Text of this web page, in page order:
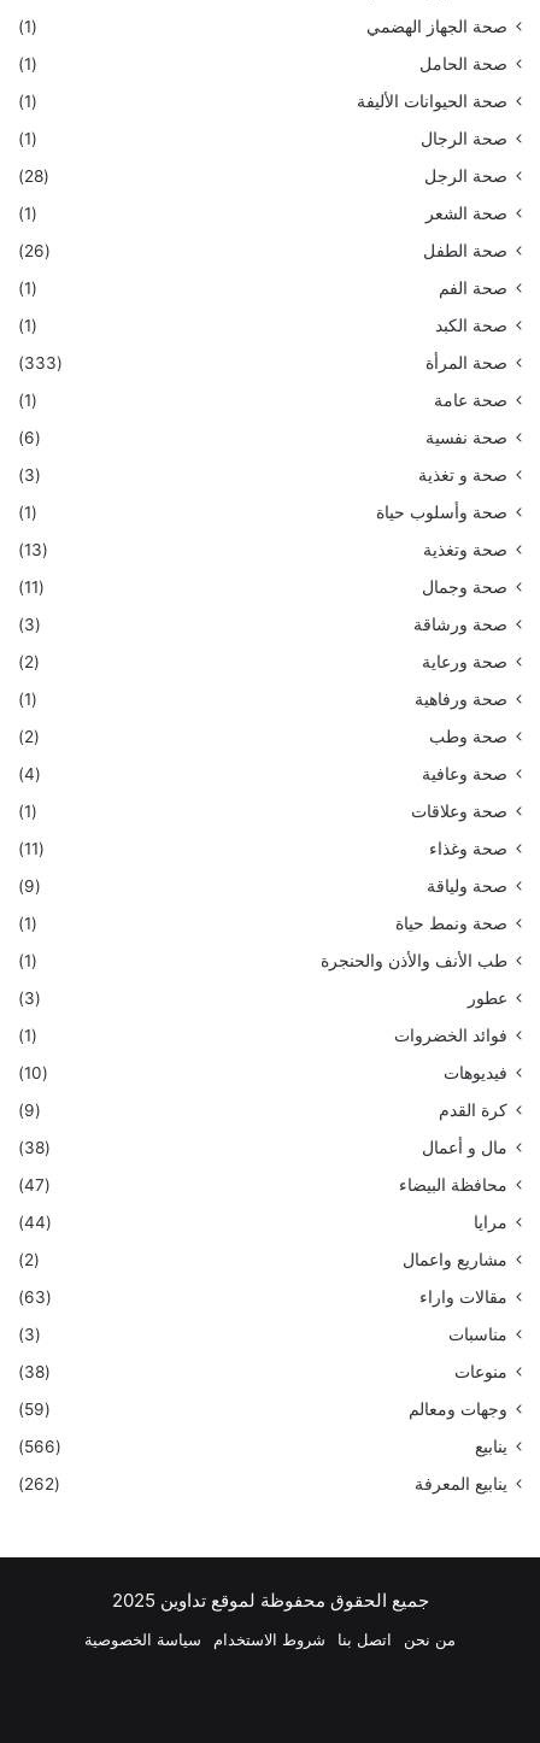
صحة الجهاز الهضمي
(1)
صحة الحامل
(1)
صحة الحيوانات الأليفة
(1)
صحة الرجال
(1)
صحة الرجل
(28)
صحة الشعر
(1)
صحة الطفل
(26)
صحة الفم
(1)
صحة الكبد
(1)
صحة المرأة
(333)
صحة عامة
(1)
صحة نفسية
(6)
صحة و تغذية
(3)
صحة وأسلوب حياة
(1)
صحة وتغذية
(13)
صحة وجمال
(11)
صحة ورشاقة
(3)
صحة ورعاية
(2)
صحة ورفاهية
(1)
صحة وطب
(2)
صحة وعافية
(4)
صحة وعلاقات
(1)
صحة وغذاء
(11)
صحة ولياقة
(9)
صحة ونمط حياة
(1)
طب الأنف والأذن والحنجرة
(1)
عطور
(3)
فوائد الخضروات
(1)
فيديوهات
(10)
كرة القدم
(9)
مال و أعمال
(38)
محافظة البيضاء
(47)
مرايا
(44)
مشاريع واعمال
(2)
مقالات واراء
(63)
مناسبات
(3)
منوعات
(38)
وجهات ومعالم
(59)
ينابيع
(566)
ينابيع المعرفة
(262)
جميع الحقوق محفوظة لموقع تداوين 2025
من نحن اتصل بنا شروط الاستخدام سياسة الخصوصية